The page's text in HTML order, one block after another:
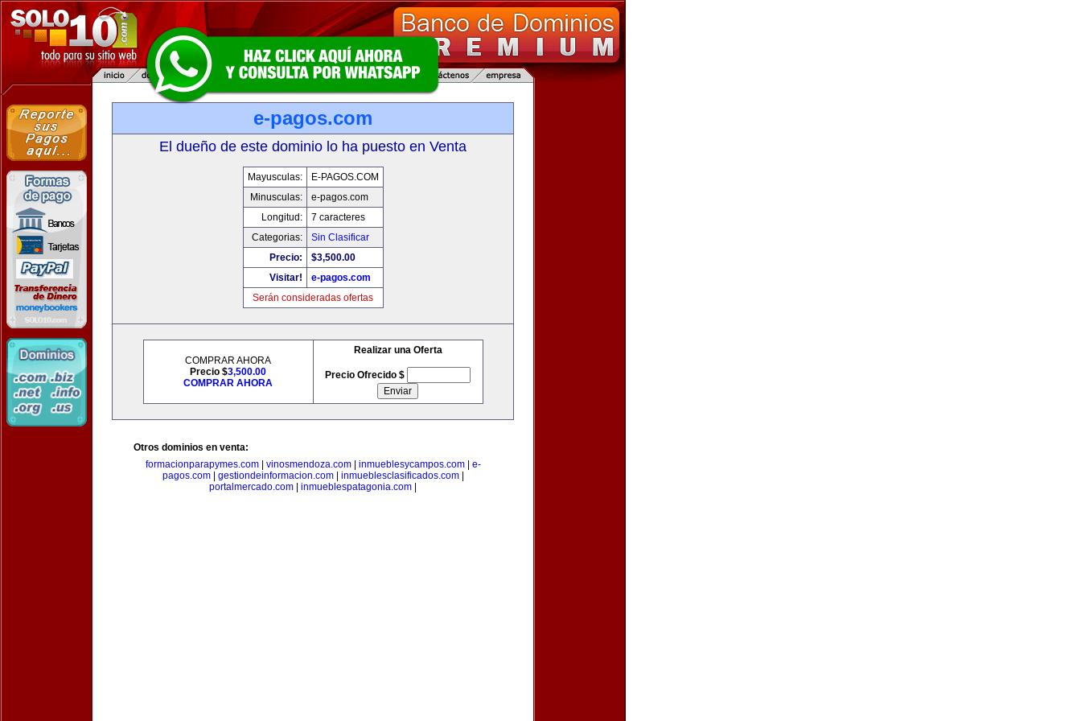
e-pagos.com
El dueño de este dominio lo ha puesto en Venta
Mayusculas:
E-PAGOS.COM
Minusculas:
e-pagos.com
Longitud:
7 caracteres
Categorias:
Sin Clasificar
Precio:
$3,500.00
Visitar!
e-pagos.com
Serán consideradas ofertas
COMPRAR AHORA
Precio $3,500.00
COMPRAR AHORA
Realizar una Oferta
Precio Ofrecido $
Otros dominios en venta:
formacionparapymes.com| vinosmendoza.com| inmueblesycampos.com| e-
pagos.com| gestiondeinformacion.com| inmueblesclasificados.com|
portalmercado.com
inmueblespatagonia.com